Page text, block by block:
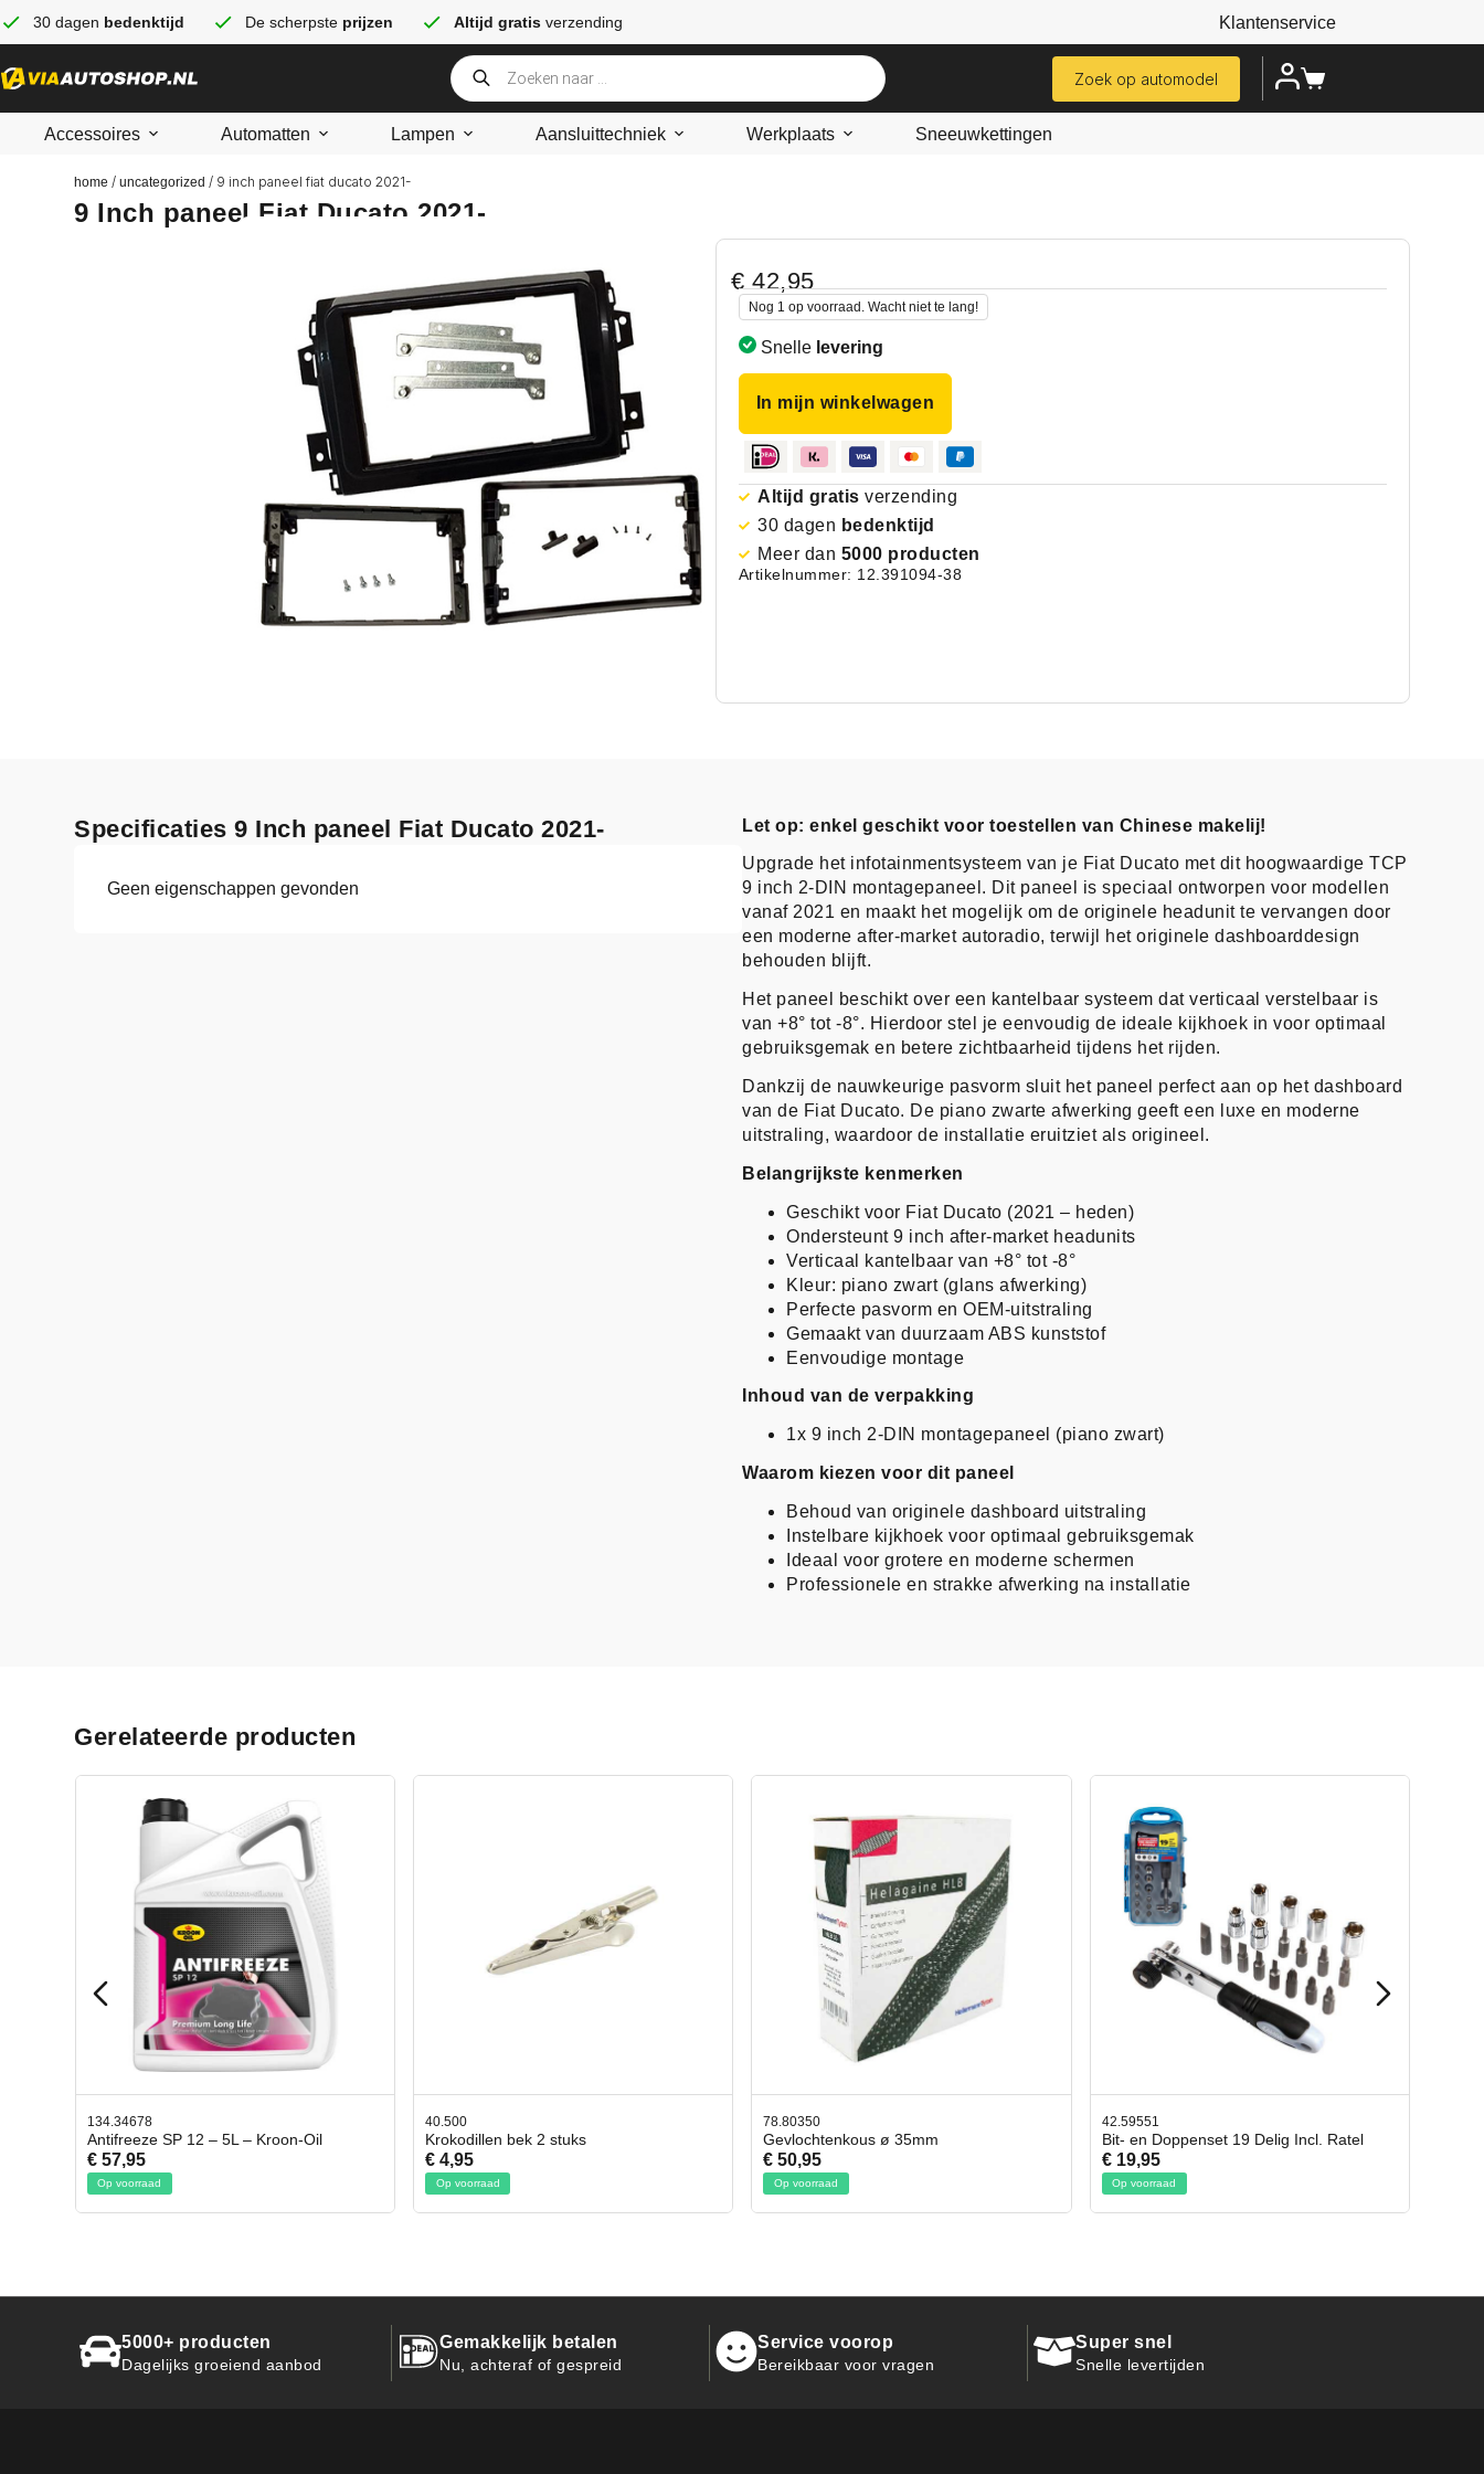
30 dagen bedenktijd De scherpste prijzen Altijd gratis verzending Klantenservice
Zoek op automodel
Accessoires Automatten Lampen Aansluittechniek Werkplaats Sneeuwkettingen
home /uncategorized / 9 inch paneel fiat ducato 2021-
9 Inch paneel Fiat Ducato 2021-
€42,95
Nog 1 op voorraad. Wacht niet te lang!
Snelle levering
In mijn winkelwagen
Altijd gratis verzending
30 dagen bedenktijd
Meer dan 5000 producten
Artikelnummer: 12.391094-38
Specificaties 9 Inch paneel Fiat Ducato 2021-
Geen eigenschappen gevonden
Let op: enkel geschikt voor toestellen van Chinese makelij!
Upgrade het infotainmentsysteem van je Fiat Ducato met dit hoogwaardige TCP
9 inch 2-DIN montagepaneel. Dit paneel is speciaal ontworpen voor modellen
vanaf 2021 en maakt het mogelijk om de originele headunit te vervangen door
een moderne after-market autoradio, terwijl het originele dashboarddesign
behouden blijft.
Het paneel beschikt over een kantelbaar systeem dat verticaal verstelbaar is
van +8° tot -8°. Hierdoor stel je eenvoudig de ideale kijkhoek in voor optimaal
gebruiksgemak en betere zichtbaarheid tijdens het rijden.
Dankzij de nauwkeurige pasvorm sluit het paneel perfect aan op het dashboard
van de Fiat Ducato. De piano zwarte afwerking geeft een luxe en moderne
uitstraling, waardoor de installatie eruitziet als origineel.
Belangrijkste kenmerken
Geschikt voor Fiat Ducato (2021 – heden)
Ondersteunt 9 inch after-market headunits
Verticaal kantelbaar van +8° tot -8°
Kleur: piano zwart (glans afwerking)
Perfecte pasvorm en OEM-uitstraling
Gemaakt van duurzaam ABS kunststof
Eenvoudige montage
Inhoud van de verpakking
1x 9 inch 2-DIN montagepaneel (piano zwart)
Waarom kiezen voor dit paneel
Behoud van originele dashboard uitstraling
Instelbare kijkhoek voor optimaal gebruiksgemak
Ideaal voor grotere en moderne schermen
Professionele en strakke afwerking na installatie
Gerelateerde producten
40.500
Krokodillen bek 2 stuks
€ 4,95
Op voorraad
Gevlochtenkous ø 35mm
€ 50,95
Op voorraad
42.59551
Bit- en Doppenset 19 Delig Incl. Ratel
€ 19,95
Op voorraad
42.65998
Afbreekmes 2 stuks
€ 10,95
Op voorraad
5000+ producten
Dagelijks groeiend aanbod
Gemakkelijk betalen
Nu, achteraf of gespreid
Service voorop
Bereikbaar voor vragen
Super snel
Snelle levertijden